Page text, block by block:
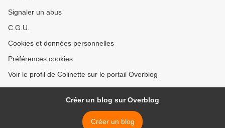
Signaler un abus
C.G.U.
Cookies et données personnelles
Préférences cookies
Voir le profil de Colinette sur le portail Overblog
Créer un blog sur Overblog
Créer un blog